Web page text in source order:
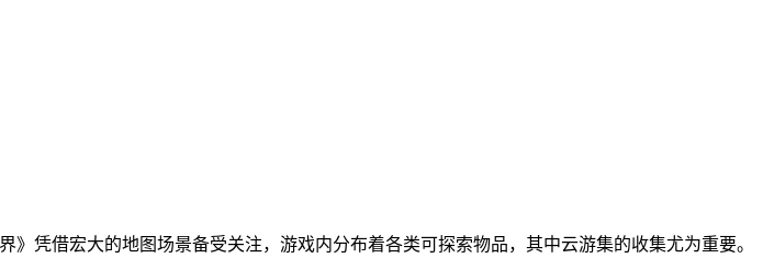
凭借宏大的地图场景备受关注，游戏内分布着各类可探索物品，其中云游集的收集尤为重要。